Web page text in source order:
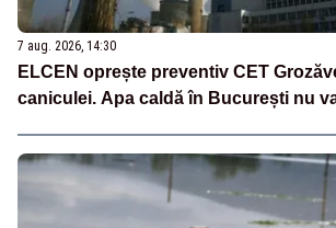
7 aug. 2026, 14:30
ELCEN oprește preventiv CET
caniculei. Apa caldă în București nu